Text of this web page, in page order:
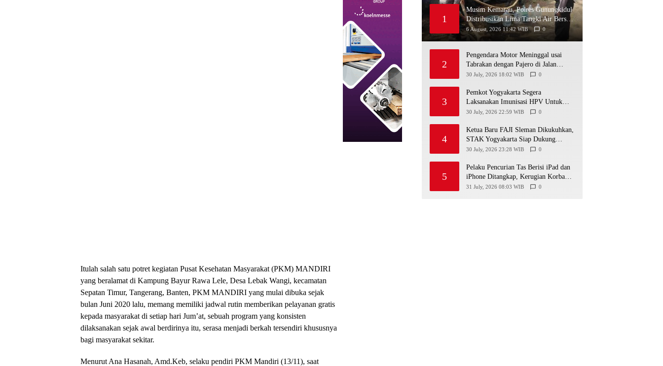
Itulah salah satu potret kegiatan Pusat Kesehatan Masyarakat (PKM) MANDIRI
yang beralamat di Kampung Bayur Rawa Lele, Desa Lebak Wangi, kecamatan
Sepatan Timur, Tangerang, Banten, PKM MANDIRI yang mulai dibuka sejak
bulan Juni 2020 lalu, memang memiliki jadwal rutin memberikan pelayanan gratis
kepada masyarakat di setiap hari Jum’at, sebuah program yang konsisten
dilaksanakan sejak awal berdirinya itu, serasa menjadi berkah tersendiri khususnya
bagi masyarakat sekitar.
Menurut Ana Hasanah, Amd.Keb, selaku pendiri PKM Mandiri (13/11), saat
1
Musim Kemarau, Polres Gunungkidul
Distribusikan Lima Tangki Air Bersih
ke Warga Paliyan
6 August, 2026 11:42 WIB 0
2
Pengendara Motor Meninggal usai
Tabrakan dengan Pajero di Jalan
Wonosari-Yogyakarta, Diduga Masuk
30 July, 2026 18:02 WIB 0
3
Pemkot Yogyakarta Segera
Laksanakan Imunisasi HPV Untuk
Siswa Usia Sekolah
30 July, 2026 22:59 WIB 0
4
Ketua Baru FAJI Sleman Dikukuhkan,
STAK Yogyakarta Siap Dukung
Pengembangan Arung Jeram DIY
30 July, 2026 23:28 WIB 0
5
Pelaku Pencurian Tas Berisi iPad dan
iPhone Ditangkap, Kerugian Korban
Capai Rp25 Juta
31 July, 2026 08:03 WIB 0